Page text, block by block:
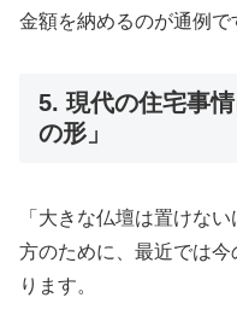
金額を納めるのが通例で
5. 現代の住宅事
の形」
「大きな仏壇は置けな
方のために、最近では
ります。